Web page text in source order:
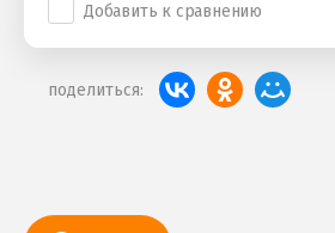
Добавить к сравнению
поделиться: